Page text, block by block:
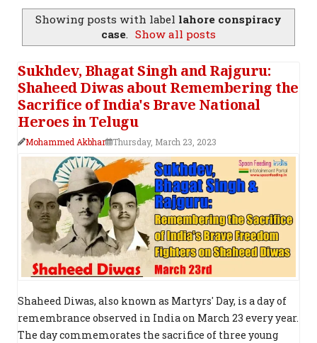
Showing posts with label lahore conspiracy
case. Show all posts
Sukhdev, Bhagat Singh and Rajguru:
Shaheed Diwas about Remembering the
Sacrifice of India's Brave National
Heroes in Telugu
Mohammed Akbhar Thursday, March 23, 2023
Shaheed Diwas, also known as Martyrs' Day, is a day of
remembrance observed in India on March 23 every year.
The day commemorates the sacrifice of three young